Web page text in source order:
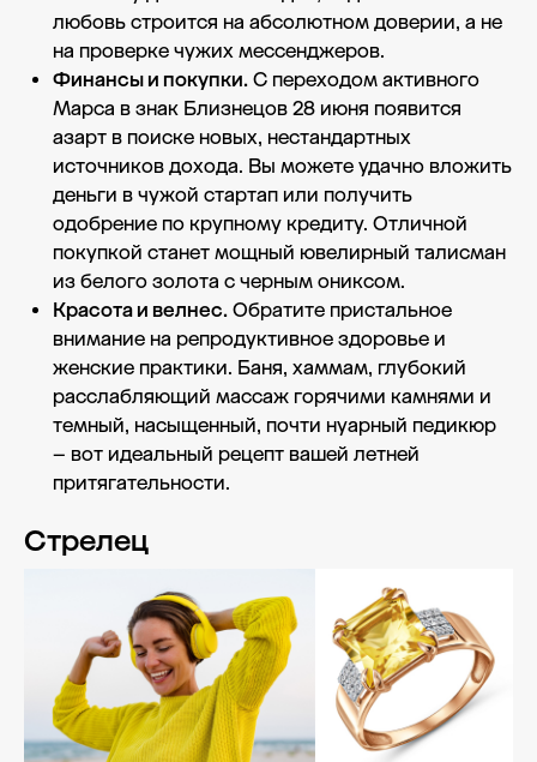
любовь строится на абсолютном доверии, а не
на проверке чужих мессенджеров.
Финансы и покупки. С переходом активного
Марса в знак Близнецов 28 июня появится
азарт в поиске новых, нестандартных
источников дохода. Вы можете удачно вложить
деньги в чужой стартап или получить
одобрение по крупному кредиту. Отличной
покупкой станет мощный ювелирный талисман
из белого золота с черным ониксом.
Красота и велнес. Обратите пристальное
внимание на репродуктивное здоровье и
женские практики. Баня, хаммам, глубокий
расслабляющий массаж горячими камнями и
темный, насыщенный, почти нуарный педикюр
– вот идеальный рецепт вашей летней
притягательности.
Стрелец